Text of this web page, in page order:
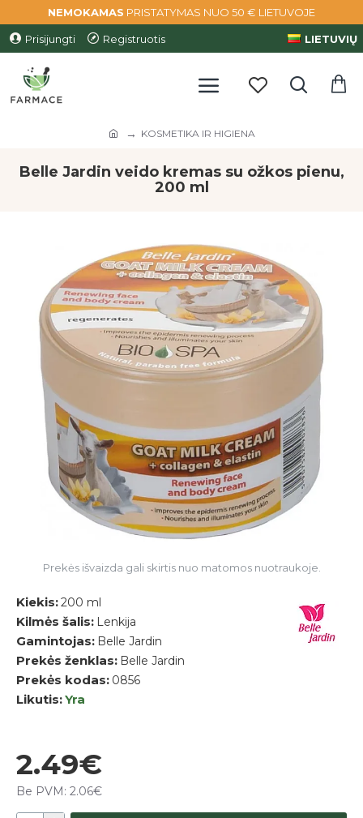
NEMOKAMAS PRISTATYMAS NUO 50 € LIETUVOJE
Prisijungti Registruotis LIETUVIŲ
KOSMETIKA IR HIGIENA
Belle Jardin veido kremas su ožkos pienu,
200 ml
Prekės išvaizda gali skirtis nuo matomos nuotraukoje.
Kiekis:200 ml
Kilmės šalis: Lenkija
Gamintojas: Belle Jardin
Prekės ženklas: Belle Jardin
Prekės kodas: 0856
Likutis:Yra
2.49€
Be PVM: 2.06€